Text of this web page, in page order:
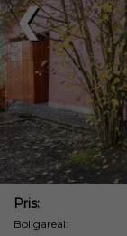
❮
Pris:
Boligareal: